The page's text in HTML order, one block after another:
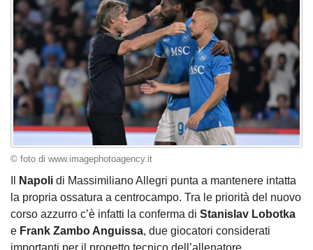
© foto di www.imagephotoagency.it
Napoli di Massimiliano Allegri punta a mantenere intatta
la propria ossatura a centrocampo. Tra le priorità del nuovo
corso azzurro c’è infatti la conferma di Stanislav Lobotka
e Frank Zambo Anguissa, due giocatori considerati